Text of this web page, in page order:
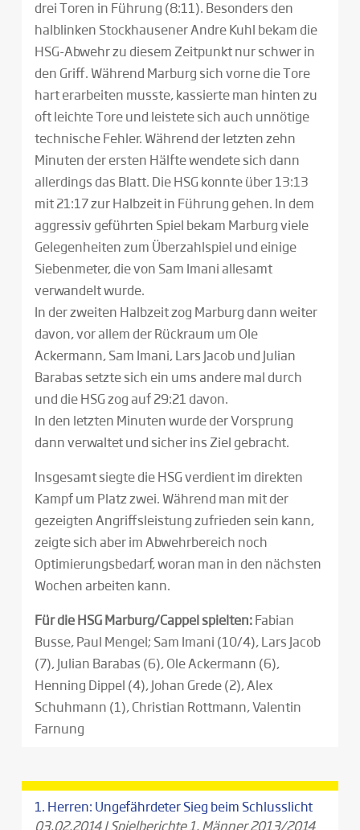
drei Toren in Führung (8:11). Besonders den
halblinken Stockhausener Andre Kuhl bekam die
HSG-Abwehr zu diesem Zeitpunkt nur schwer in
den Griff. Während Marburg sich vorne die Tore
hart erarbeiten musste, kassierte man hinten zu
oft leichte Tore und leistete sich auch unnötige
technische Fehler. Während der letzten zehn
Minuten der ersten Hälfte wendete sich dann
allerdings das Blatt. Die HSG konnte über 13:13
mit 21:17 zur Halbzeit in Führung gehen. In dem
aggressiv geführten Spiel bekam Marburg viele
Gelegenheiten zum Überzahlspiel und einige
Siebenmeter, die von Sam Imani allesamt
verwandelt wurde.
In der zweiten Halbzeit zog Marburg dann weiter
davon, vor allem der Rückraum um Ole
Ackermann, Sam Imani, Lars Jacob und Julian
Barabas setzte sich ein ums andere mal durch
und die HSG zog auf 29:21 davon.
In den letzten Minuten wurde der Vorsprung
dann verwaltet und sicher ins Ziel gebracht.
Insgesamt siegte die HSG verdient im direkten
Kampf um Platz zwei. Während man mit der
gezeigten Angriffsleistung zufrieden sein kann,
zeigte sich aber im Abwehrbereich noch
Optimierungsbedarf, woran man in den nächsten
Wochen arbeiten kann.
Für die HSG Marburg/Cappel spielten:Fabian
Busse, Paul Mengel; Sam Imani (10/4), Lars Jacob
(7), Julian Barabas (6), Ole Ackermann (6),
Henning Dippel (4), Johan Grede (2), Alex
Schuhmann (1), Christian Rottmann, Valentin
Farnung
1. Herren: Ungefährdeter Sieg beim Schlusslicht
03.02.2014|Spielberichte 1. Männer 2013/2014